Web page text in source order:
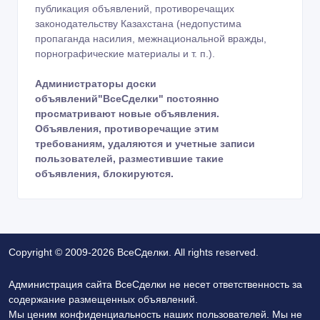
публикация объявлений, противоречащих
законодательству Казахстана (недопустима
пропаганда насилия, межнациональной вражды,
порнографические материалы и т. п.).
Администраторы доски
объявлений"ВсеСделки" постоянно
просматривают новые объявления.
Объявления, противоречащие этим
требованиям, удаляются и учетные записи
пользователей, разместившие такие
объявления, блокируются.
Copyright © 2009-2026 ВсеСделки. All rights reserved.
Администрация сайта ВсеСделки не несет ответственность за
содержание размещенных объявлений.
Мы ценим конфиденциальность наших пользователей. Мы не